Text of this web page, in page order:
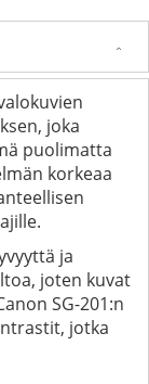
joka
puolimatta
korkeaa
ja
joten kuvat
SG-201:n
jotka